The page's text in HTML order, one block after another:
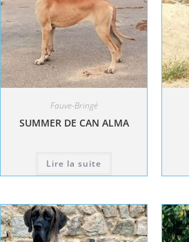
Fauve-Bringé
SUMMER DE CAN ALMA
Lire la suite